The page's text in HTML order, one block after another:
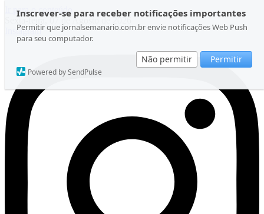
Inscrever-se para receber notificações importantes
Permitir que jornalsemanario.com.br envie notificações Web Push
para seu computador.
Não permitir Permitir
Powered by SendPulse
Ir para o conteúdo
Sexta-feira, 07 de Agosto de 2026
Instagram